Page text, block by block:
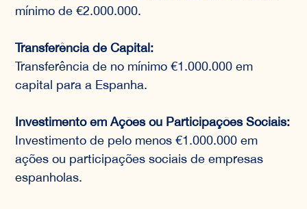
mínimo de €2.000.000.
Transferência de Capital:
Transferência de no mínimo €1.000.000 em
capital para a Espanha.
Investimento em Ações ou Participações Sociais:
Investimento de pelo menos €1.000.000 em
ações ou participações sociais de empresas
espanholas.